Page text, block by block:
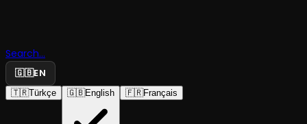
Search...
🇬🇧EN
🇹🇷Türkçe 🇬🇧English 🇫🇷Français
Aklımı